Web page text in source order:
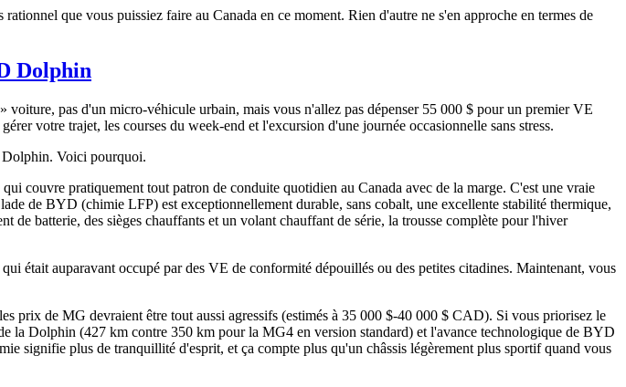
que vous puissiez faire au Canada en ce moment. Rien d'autre ne s'en approche en termes de
Dolphin
voiture, pas d'un micro-véhicule urbain, mais vous n'allez pas dépenser 55 000 $ pour un premier VE
votre trajet, les courses du week-end et l'excursion d'une journée occasionnelle sans stress.
Dolphin. Voici pourquoi.
couvre pratiquement tout patron de conduite quotidien au Canada avec de la marge. C'est une vraie
de BYD (chimie LFP) est exceptionnellement durable, sans cobalt, une excellente stabilité thermique,
batterie, des sièges chauffants et un volant chauffant de série, la trousse complète pour l'hiver
auparavant occupé par des VE de conformité dépouillés ou des petites citadines. Maintenant, vous
prix de MG devraient être tout aussi agressifs (estimés à 35 000 $-40 000 $ CAD). Si vous priorisez le
la Dolphin (427 km contre 350 km pour la MG4 en version standard) et l'avance technologique de BYD
signifie plus de tranquillité d'esprit, et ça compte plus qu'un châssis légèrement plus sportif quand vous